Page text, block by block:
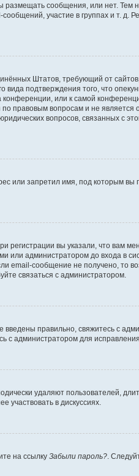
размещать сообщения, или нет. Тем
участие в группах и т. д.
Штатов, требующий от
вида подтверждения того, что
или к самой
правовым вопросам и не является
вопросов, связанных с
или запретил имя, под которым вы
регистрации вы указали, что вам
или администратором до входа в
email-сообщение не получено, то
связаться с администратором.
правильно, свяжитесь с
с администратором для исправления
удаляют пользователей,
в дискуссиях.
на ссылку Забыли пароль? .